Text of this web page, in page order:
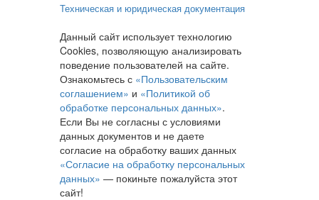
Техническая и юридическая документация
Данный сайт использует технологию
Cookies, позволяющую анализировать
поведение пользователей на сайте.
Ознакомьтесь с «Пользовательским
соглашением» и «Политикой об
обработке персональных данных».
Если Вы не согласны с условиями
данных документов и не даете
согласие на обработку ваших данных
«Согласие на обработку персональных
данных» — покиньте пожалуйста этот
сайт!